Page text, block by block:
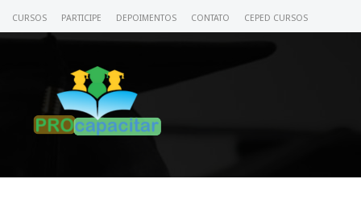
CURSOS PARTICIPE DEPOIMENTOS CONTATO CEPED CURSOS